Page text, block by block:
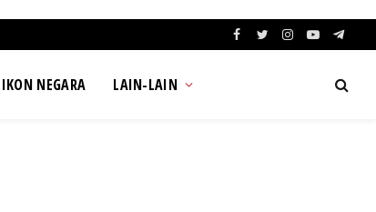
Facebook
TwitterInstagram
YouTube
IKON NEGARA LAIN-LAIN